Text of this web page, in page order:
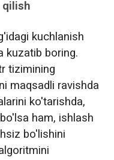
kuchlanish
kuzatib boring.
tizimining
maqsadli ravishda
ko'tarishda,
ham, ishlash
bo'lishini